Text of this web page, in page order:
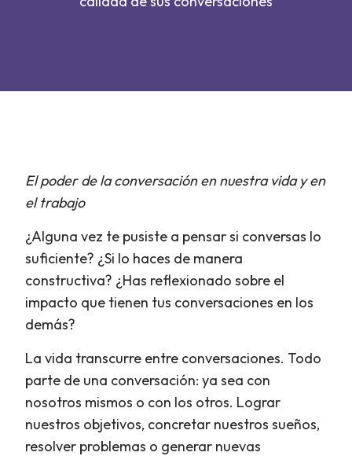
El poder de la conversación en nuestra vida y en
el trabajo
¿Alguna vez te pusiste a pensar si conversas lo
suficiente? ¿Si lo haces de manera
constructiva? ¿Has reflexionado sobre el
impacto que tienen tus conversaciones en los
demás?
La vida transcurre entre conversaciones. Todo
parte de una conversación: ya sea con
nosotros mismos o con los otros. Lograr
nuestros objetivos, concretar nuestros sueños,
resolver problemas o generar nuevas